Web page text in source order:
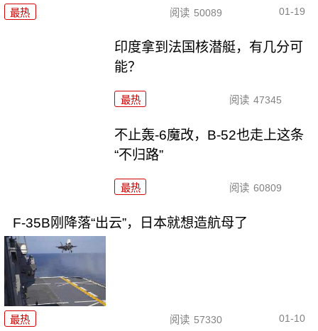
最热 阅读 50089 01-19
印度拿到法国核潜艇，有几分可
能？
最热 阅读 47345
不止轰-6魔改，B-52也走上这条
“不归路”
最热 阅读 60809
F-35B刚降落“出云”，日本就想造航母了
最热 阅读 57330 01-10